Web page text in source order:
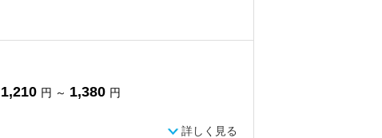
1,210 円 ～ 1,380 円
詳しく見る